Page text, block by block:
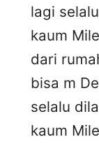
lagi
kaum
dari
bisa m
selalu
kaum